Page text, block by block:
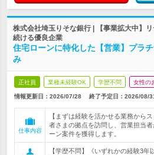
株式会社埼玉りそな銀行 | 【事業拡大中】
続ける優良企業
住宅ローンに特化した【営業】プラ
み
正社員 業種未経験OK 学歴不問 女性の
情報更新日：2026/07/28 終了予定日： 2026/08/
仕事内容
【まずは経験を活かせる業務から
者さまの拠点を訪問し、営業担当
ーン案件を獲得します。
【学歴不問】《いずれかの経験3